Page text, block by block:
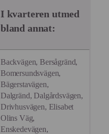
I kvarteren utmed
bland annat:
Backvägen, Bersågränd,
Bomersundsvägen,
Bägerstavägen,
Dalgränd, Dalgårdsvägen,
Drivhusvägen, Elisabet
Olins Väg,
Enskedevägen,